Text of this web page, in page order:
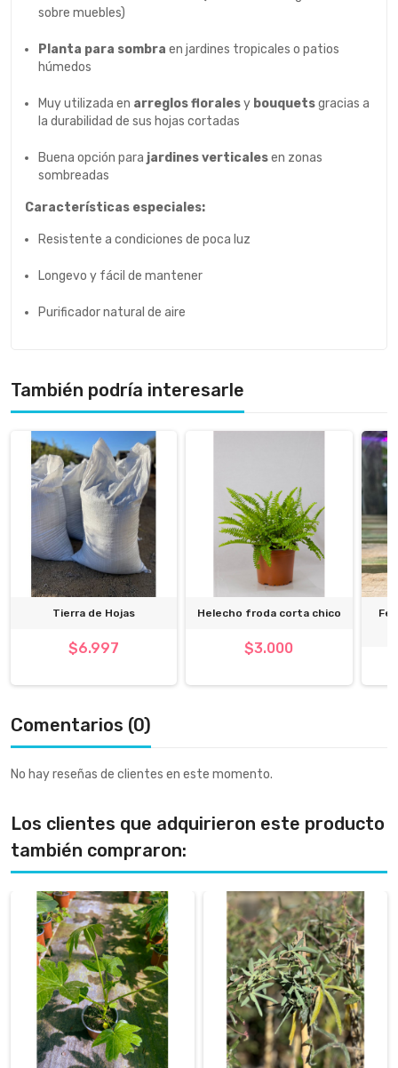
sobre muebles)
Planta para sombra en jardines tropicales o patios
húmedos
Muy utilizada en arreglos floralesy bouquetsgracias a
la durabilidad de sus hojas cortadas
Buena opción para jardines verticalesen zonas
sombreadas
Características especiales:
Resistente a condiciones de poca luz
Longevo y fácil de mantener
Purificador natural de aire
También podría interesarle
Tierra de Hojas
$6.997
Helecho froda corta chico
$3.000
Comentarios (0)
No hay reseñas de clientes en este momento.
Los clientes que adquirieron este producto
también compraron: